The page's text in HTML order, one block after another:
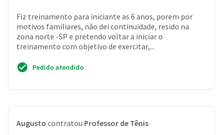
Fiz treinamento para iniciante as 6 anos, porem por
motivos familiares, não dei continuidade, resido na
zona norte -SP e pretendo voltar a iniciar o
treinamento com objetivo de exercitar,...
Pedido atendido
Augusto contratou Professor de Tênis